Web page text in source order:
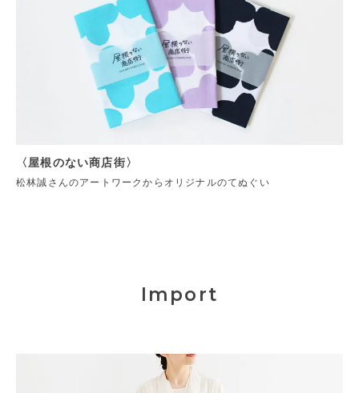
〈屋根のない商店街〉
松林誠さんのアートワークからオリジナルのてぬぐい
Import